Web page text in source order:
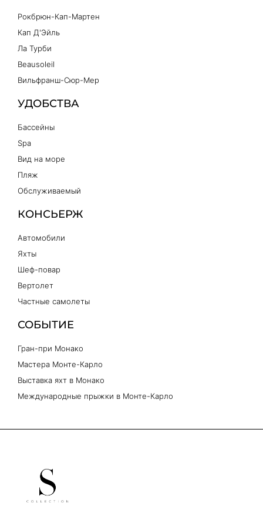
Рокбрюн-Кап-Мартен
Кап Д'Эйль
Ла Турби
Beausoleil
Вильфранш-Сюр-Мер
УДОБСТВА
Бассейны
Spa
Вид на море
Пляж
Обслуживаемый
КОНСЬЕРЖ
Автомобили
Яхты
Шеф-повар
Вертолет
Частные самолеты
СОБЫТИЕ
Гран-при Монако
Мастера Монте-Карло
Выставка яхт в Монако
Международные прыжки в Монте-Карло